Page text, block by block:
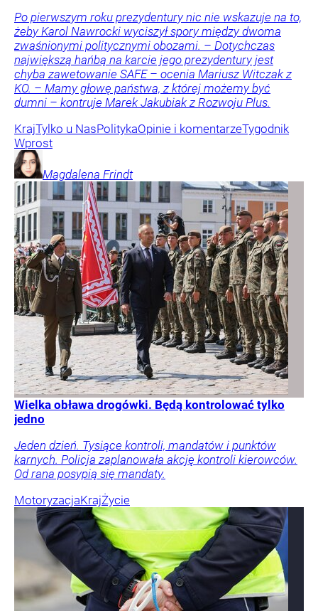
Po pierwszym roku prezydentury nic nie wskazuje na to,
żeby Karol Nawrocki wyciszył spory między dwoma
zwaśnionymi politycznymi obozami. – Dotychczas
największą hańbą na karcie jego prezydentury jest
chyba zawetowanie SAFE – ocenia Mariusz Witczak z
KO. – Mamy głowę państwa, z której możemy być
dumni – kontruje Marek Jakubiak z Rozwoju Plus.
KrajTylko u NasPolitykaOpinie i komentarzeTygodnik
Wprost
Magdalena Frindt
Wielka obława drogówki. Będą kontrolować tylko
jedno
Jeden dzień. Tysiące kontroli, mandatów i punktów
karnych. Policja zaplanowała akcję kontroli kierowców.
Od rana posypią się mandaty.
MotoryzacjaKrajŻycie